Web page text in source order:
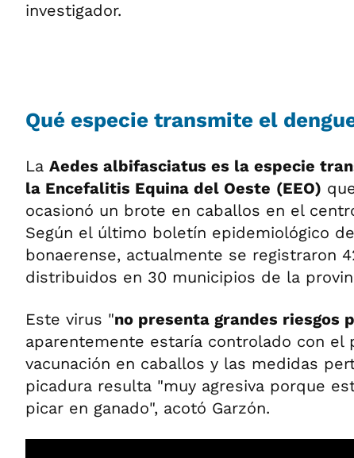
investigador.
Qué especie transmite el
La Aedes albifasciatus es la especie
la Encefalitis Equina del Oeste (EEO)
ocasionó un brote en caballos en el
Según el último boletín epidemiológico
bonaerense, actualmente se registraron
distribuidos en 30 municipios de la
Este virus "no presenta grandes riesgos
aparentemente estaría controlado con el
vacunación en caballos y las medidas
picadura resulta "muy agresiva porque
picar en ganado", acotó Garzón.